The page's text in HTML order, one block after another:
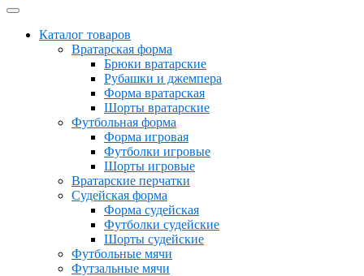
Каталог товаров
Вратарская форма
Брюки вратарские
Рубашки и джемпера
Форма вратарская
Шорты вратарские
Футбольная форма
Форма игровая
Футболки игровые
Шорты игровые
Вратарские перчатки
Судейская форма
Форма судейская
Футболки судейские
Шорты судейские
Футбольные мячи
Футзальные мячи